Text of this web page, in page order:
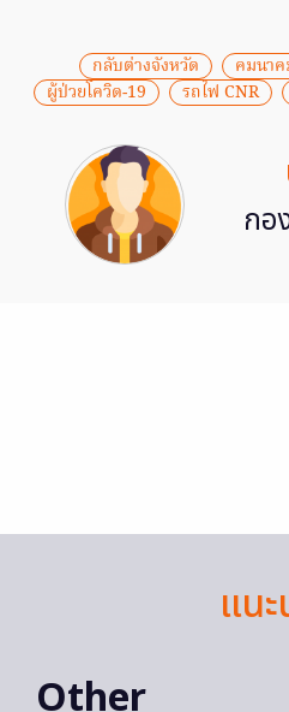
กลับต่างจังหวัด คมนา
ผู้ป่วยโควิด-19
รถไฟ CNR
กอ
แน
Other